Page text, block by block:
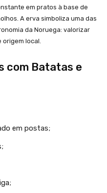
em pratos à base de
A erva simboliza uma das
da Noruega: valorizar
local.
com Batatas e
em postas;